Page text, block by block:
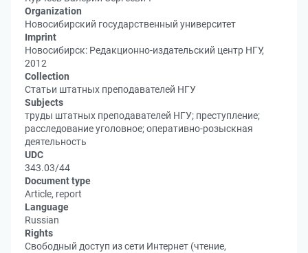
Organization
Новосибирский государственный университет
Imprint
Новосибирск: Редакционно-издательский центр НГУ,
2012
Collection
Статьи штатных преподавателей НГУ
Subjects
труды штатных преподавателей НГУ; преступление;
расследование уголовное; оперативно-розыскная
деятельность
UDC
343.03/44
Document type
Article, report
Language
Russian
Rights
Свободный доступ из сети Интернет (чтение,